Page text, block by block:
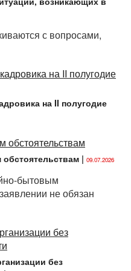
продолжает
профессиональную
путем
него взносов на
фонда
Республики
права на
месяца,
достижения
возраста.
суммы пенсионных
части
застрахованного
с вопросами,
на II полугодие
| 09.07.2026
бытовым
не обязан
без